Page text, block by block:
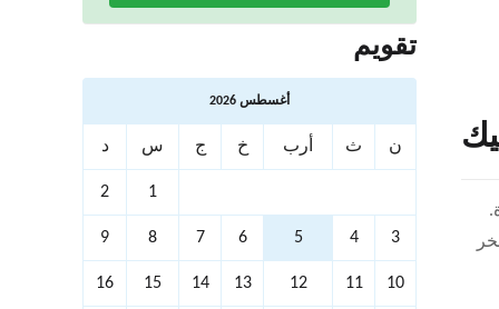
تقويم
أغسطس 2026
ن ث أرب خ ج س د
1
2
3
4
5
6
7
8
9
10
11
12
13
14
15
16